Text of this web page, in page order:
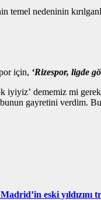
temel nedeninin
için, ‘Rizespor, ligde
dememiz mi
gayretini verdim.
eski yıldızını